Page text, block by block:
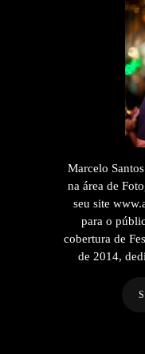
Marcelo
na área de
seu site
para o
cobertura de
de 2014,